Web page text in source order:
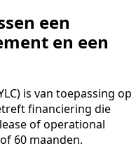
een
en een
is van toepassing op
financiering die
of operational
60 maanden.